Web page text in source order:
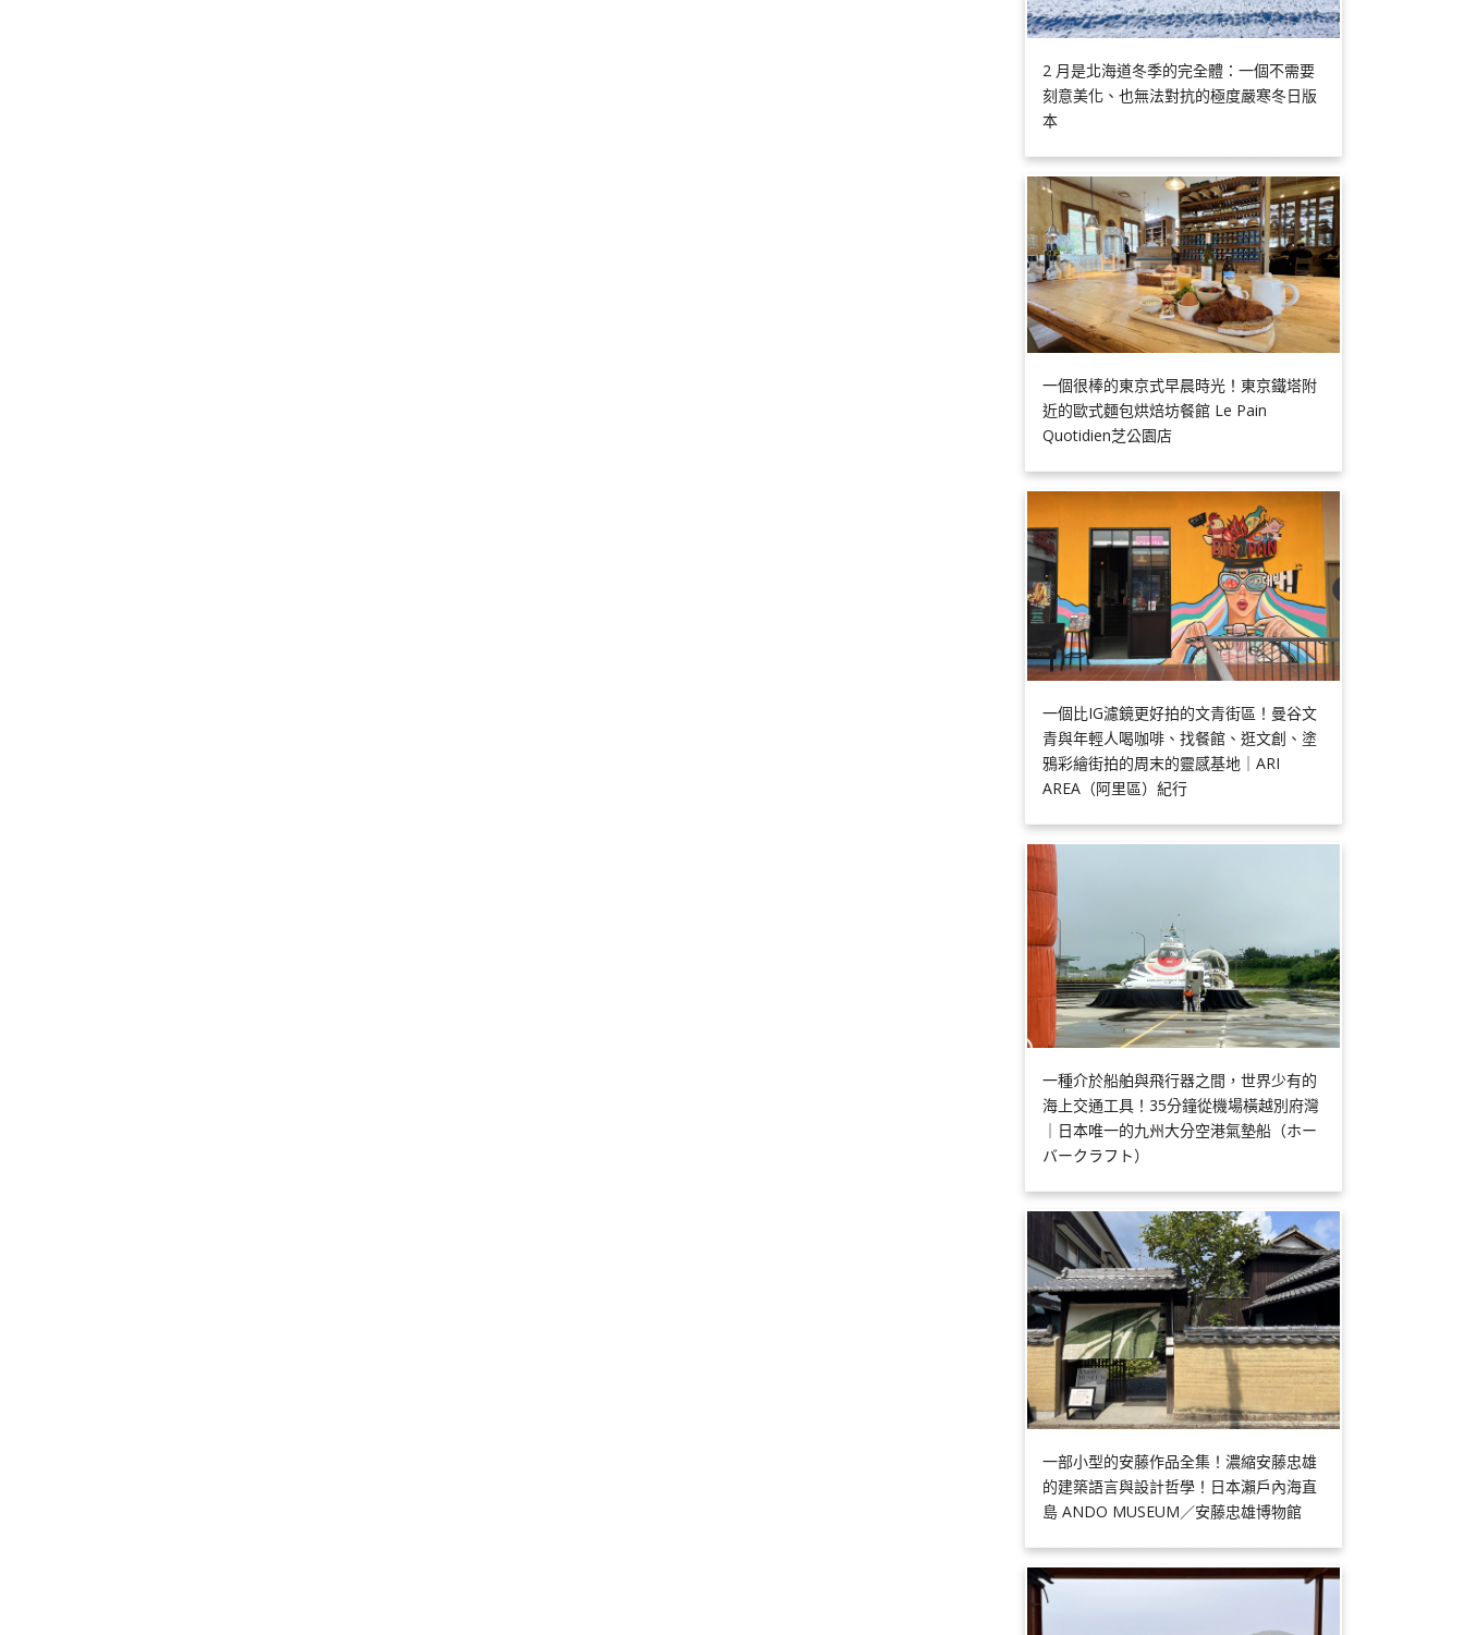
2 月是北海道冬季的完全體：一個不需要
刻意美化、也無法對抗的極度嚴寒冬日版
本
一個很棒的東京式早晨時光！東京鐵塔附
近的歐式麵包烘焙坊餐館 Le Pain
Quotidien芝公園店
一個比IG濾鏡更好拍的文青街區！曼谷文
青與年輕人喝咖啡、找餐館、逛文創、塗
鴉彩繪街拍的周末的靈感基地｜ARI
AREA（阿里區）紀行
一種介於船舶與飛行器之間，世界少有的
海上交通工具！35分鐘從機場橫越別府灣
｜日本唯一的九州大分空港氣墊船（ホー
バークラフト）
一部小型的安藤作品全集！濃縮安藤忠雄
的建築語言與設計哲學！日本瀨戶內海直
島 ANDO MUSEUM／安藤忠雄博物館